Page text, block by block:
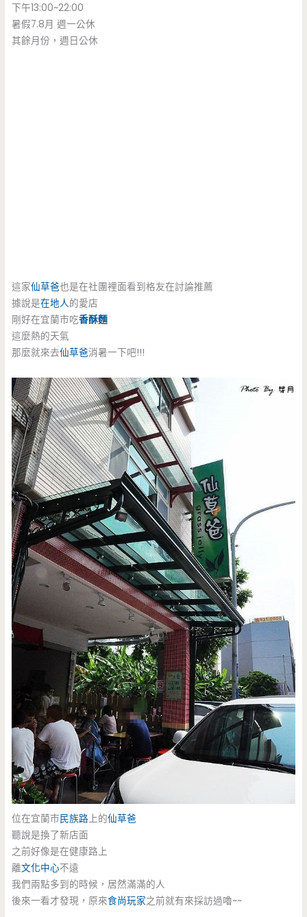
下午13:00~22:00
暑假7.8月 週一公休
其餘月份，週日公休
這家仙草爸也是在社團裡面看到格友在討論推薦
據說是在地人的愛店
剛好在宜蘭市吃香酥麵
這麼熱的天氣
那麼就來去仙草爸消暑一下吧!!!
位在宜蘭市民族路上的仙草爸
聽說是換了新店面
之前好像是在健康路上
離文化中心不遠
我們兩點多到的時候，居然滿滿的人
後來一看才發現，原來食尚玩家之前就有來採訪過嚕~~